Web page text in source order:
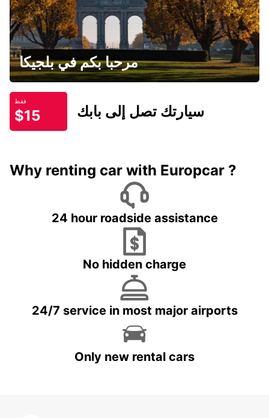
مرحبا بكم في بلجيكا
فقط
$15 سيارتك تصل إلى بابك
Why renting car with Europcar ?
24 hour roadside assistance
No hidden charge
24/7 service in most major airports
Only new rental cars